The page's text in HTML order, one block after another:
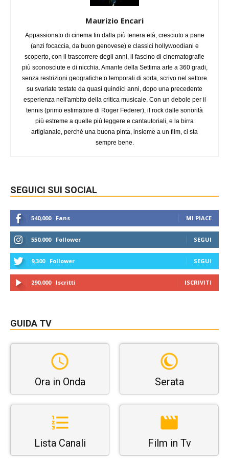
Maurizio Encari
Appassionato di cinema fin dalla più tenera età, cresciuto a pane
(anzi focaccia, da buon genovese) e classici hollywoodiani e
scoperto, con il trascorrere degli anni, il fascino di cinematografie
più sconosciute e di nicchia. Amante della Settima arte a 360 gradi,
senza restrizioni geografiche o temporali di sorta, scrivo nel settore
su svariate testate da quasi quindici anni, dopo una precedente
esperienza nell'ambito della critica musicale. Con un debole per il
tennis (primo estimatore di Roger Federer), il rock dalle sonorità
più estreme a quelle più leggere e cantautoriali, e la birra
artigianale, perché una buona pinta, insieme a un film, ci sta
sempre bene.
SEGUICI SUI SOCIAL
540,000 Fans MI PIACE
550,000 Follower SEGUI
9,300 Follower SEGUI
290,000 Iscritti ISCRIVITI
GUIDA TV
Ora in Onda Serata
Lista Canali Film in Tv